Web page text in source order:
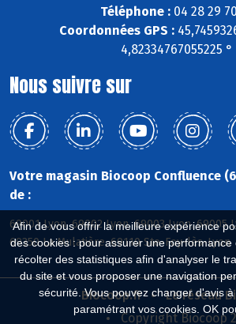
Afin de vous offrir la meilleure expérience
des cookies : pour assurer une
récolter des statistiques afin d'analyser le
du site et vous proposer une navigation
sécurité. Vous pouvez changer d'avis
paramétrant vos cookies. OK
Téléphone :04 28 29
Coordonnées GPS :
4,82334767055225 °
Nous suivre sur
Votre magasin Biocoop Confluence
de :
69001 Lyon, 69002 Lyon, 69003 Lyon, 69005
69350 La Mulatière, 69110 Ste-Foy-lès-Lyon
Biocoop.fr
Le réseau
Copyright Biocoop